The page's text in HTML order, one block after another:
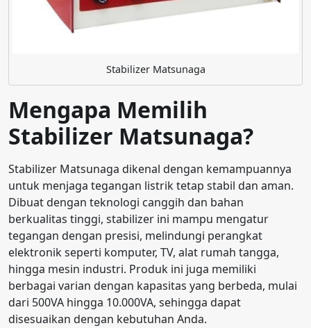
Stabilizer Matsunaga
Mengapa Memilih
Stabilizer Matsunaga?
Stabilizer Matsunaga dikenal dengan kemampuannya
untuk menjaga tegangan listrik tetap stabil dan aman.
Dibuat dengan teknologi canggih dan bahan
berkualitas tinggi, stabilizer ini mampu mengatur
tegangan dengan presisi, melindungi perangkat
elektronik seperti komputer, TV, alat rumah tangga,
hingga mesin industri. Produk ini juga memiliki
berbagai varian dengan kapasitas yang berbeda, mulai
dari 500VA hingga 10.000VA, sehingga dapat
disesuaikan dengan kebutuhan Anda.